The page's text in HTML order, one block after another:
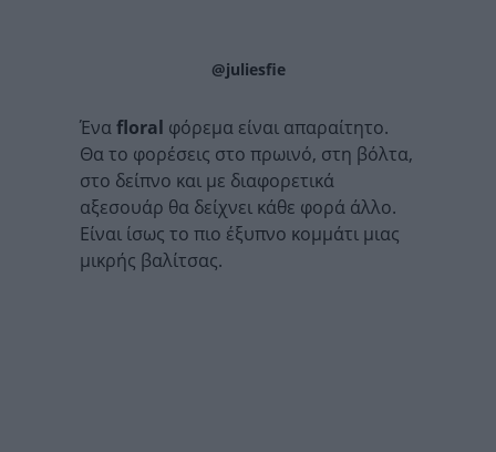
@juliesfie
Έναfloral φόρεμα είναι απαραίτητο.
Θα το φορέσεις στο πρωινό, στη βόλτα,
στο δείπνο και με διαφορετικά
αξεσουάρ θα δείχνει κάθε φορά άλλο.
Είναι ίσως το πιο έξυπνο κομμάτι μιας
μικρής βαλίτσας.